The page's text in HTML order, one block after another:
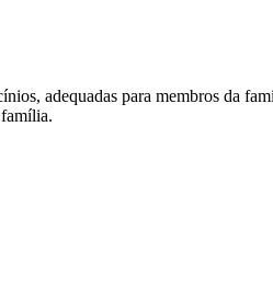
adequadas para membros da